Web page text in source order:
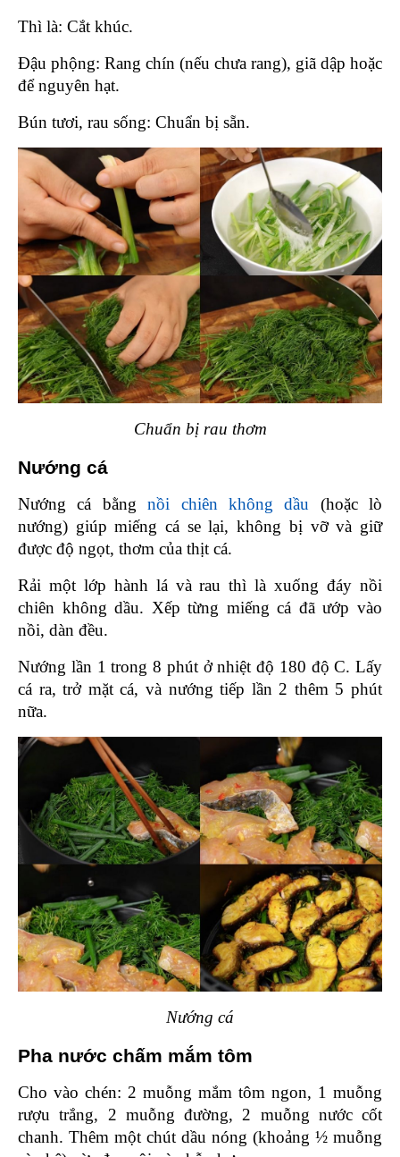
Thì là: Cắt khúc.
Đậu phộng: Rang chín (nếu chưa rang), giã dập hoặc
để nguyên hạt.
Bún tươi, rau sống: Chuẩn bị sẵn.
Chuẩn bị rau thơm
Nướng cá
Nướng cá bằng nồi chiên không dầu
(hoặc lò
nướng) giúp miếng cá se lại, không bị vỡ và giữ
được độ ngọt, thơm của thịt cá.
Rải một lớp hành lá và rau thì là xuống đáy nồi
chiên không dầu. Xếp từng miếng cá đã ướp vào
nồi, dàn đều.
Nướng lần 1 trong 8 phút ở nhiệt độ 180 độ C. Lấy
cá ra, trở mặt cá, và nướng tiếp lần 2 thêm 5 phút
nữa.
Nướng cá
Pha nước chấm mắm tôm
Cho vào chén: 2 muỗng mắm tôm ngon, 1 muỗng
rượu trắng, 2 muỗng đường, 2 muỗng nước cốt
chanh. Thêm một chút dầu nóng (khoảng ½ muỗng